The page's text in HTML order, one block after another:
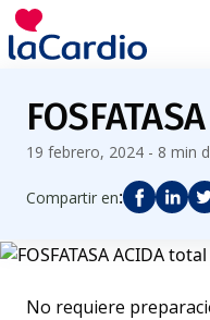
19 febrero, 2024 - 8 min
Compartir en:
No requiere